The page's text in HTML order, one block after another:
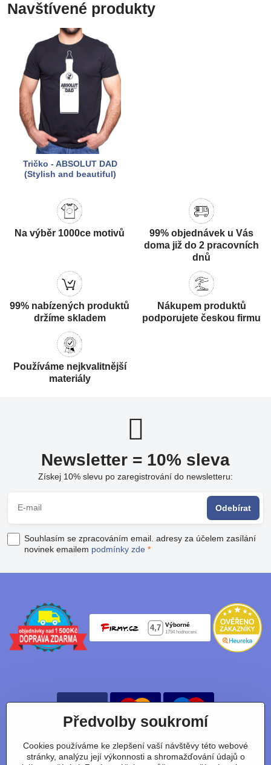
Navštívené produkty
Tričko - ABSOLUT DAD
(Stylish and beautiful)
Na výběr 1000ce motivů
99% objednávek u Vás
doma již do 2 pracovních
dnů
99% nabízených produktů
držíme skladem
Nákupem produktů
podporujete českou firmu
Používáme nejkvalitnější
materiály
Newsletter = 10% sleva
Získej 10% slevu po zaregistrování do newsletteru:
Odebírat
Souhlasím se zpracováním email. adresy za účelem zasílání
novinek emailem podmínky zde *
Nájdete nás taky na:
Předvolby soukromí
Cookies používáme ke zlepšení vaší návštěvy této webové
stránky, analýzu její výkonnosti a shromažďování údajů o